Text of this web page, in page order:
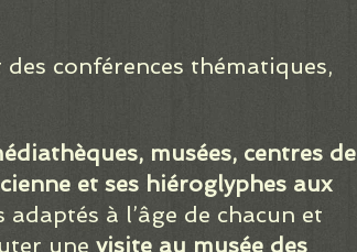
conférences thématiques,
musées, centres de
et ses hiéroglyphes aux
à l’âge de chacun et
une visite au musée des